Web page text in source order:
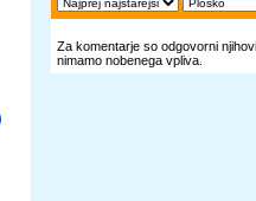
Za komentarje so odgovorni
nimamo nobenega vpliva.